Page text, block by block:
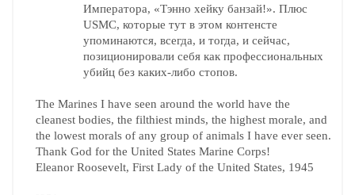
Императора, «Тэнно хейку банзай!». Плюс
USMC, которые тут в этом контенсте
упоминаются, всегда, и тогда, и сейчас,
позиционировали себя как профессиональных
убийц без каких-либо стопов.
The Marines I have seen around the world have the
cleanest bodies, the filthiest minds, the highest morale, and
the lowest morals of any group of animals I have ever seen.
Thank God for the United States Marine Corps!
Eleanor Roosevelt, First Lady of the United States, 1945